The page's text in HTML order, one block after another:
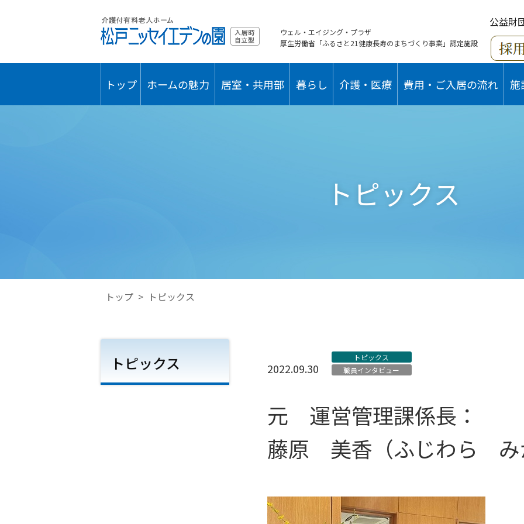
公益財
ウェル・エイジング・プラザ
厚生労働省「ふるさと21健康長寿のまちづくり事業」認定施設
トップ ホームの魅力 居室・共用部 暮らし 介護・医療 費用・ご入居の流れ 施
トピックス
トップ > トピックス
2022.09.30
トピックス
職員インタビュー
元 運営管理課係長：
藤原 美香（ふじわら み
トピックス